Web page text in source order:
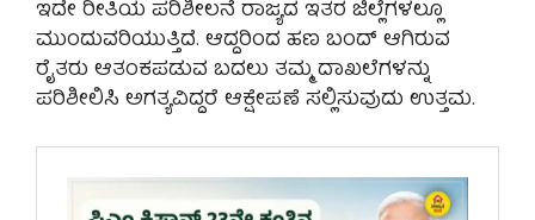
ಇದೇ ರೀತಿಯ ಪರಿಶೀಲನೆ ರಾಜ್ಯದ ಇತರ ಜಿಲ್ಲೆಗಳಲ್ಲೂ
ಮುಂದುವರಿಯುತ್ತಿದೆ. ಆದ್ದರಿಂದ ಹಣ ಬಂದ್ ಆಗಿರುವ
ರೈತರು ಆತಂಕಪಡುವ ಬದಲು ತಮ್ಮ ದಾಖಲೆಗಳನ್ನು
ಪರಿಶೀಲಿಸಿ ಅಗತ್ಯವಿದ್ದರೆ ಆಕ್ಷೇಪಣೆ ಸಲ್ಲಿಸುವುದು ಉತ್ತಮ.